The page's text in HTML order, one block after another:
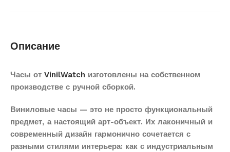
Описание
Часы от VinilWatch изготовлены на собственном
производстве с ручной сборкой.
Виниловые часы — это не просто функциональный
предмет, а настоящий арт-объект. Их лаконичный и
современный дизайн гармонично сочетается с
разными стилями интерьера: как с индустриальным